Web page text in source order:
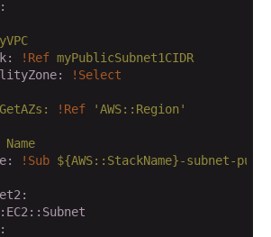
!Ref myPublicSubnet1CIDR
!Select
!Ref
'AWS::Region'
Name
!Sub ${AWS::StackName}-subnet-